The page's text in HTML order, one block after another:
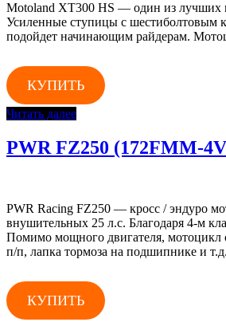
Motoland XT300 HS — один из лучших
Усиленные ступицы с шестиболтовым
подойдет начинающим райдерам.
КУПИТЬ
Читать далее
PWR FZ250 (172FMM-
PWR Racing FZ250 — кросс / эндуро
внушительных 25 л.с. Благодаря 4-м
Помимо мощного двигателя, мотоцикл
п/п, лапка тормоза на подшипнике и т.д.
КУПИТЬ